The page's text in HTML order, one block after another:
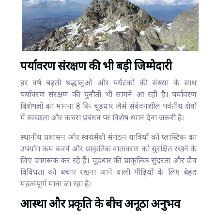
पर्यावरण संरक्षण की भी बड़ी जिम्मेदारी
हर वर्ष बढ़ती श्रद्धालुओं और पर्यटकों की संख्या के साथ
पर्यावरण संरक्षण की चुनौती भी सामने आ रही है। पर्यावरण
विशेषज्ञों का मानना है कि चूड़धार जैसे संवेदनशील पर्वतीय क्षेत्रों
में स्वच्छता और कचरा प्रबंधन पर विशेष ध्यान देना जरूरी है।
स्थानीय प्रशासन और स्वयंसेवी संगठन यात्रियों को प्लास्टिक का
उपयोग कम करने और प्राकृतिक वातावरण को सुरक्षित रखने के
लिए जागरूक कर रहे हैं। चूड़धार की प्राकृतिक सुंदरता और जैव
विविधता को बचाए रखना आने वाली पीढ़ियों के लिए बेहद
महत्वपूर्ण माना जा रहा है।
आस्था और प्रकृति के बीच अनूठा अनुभव